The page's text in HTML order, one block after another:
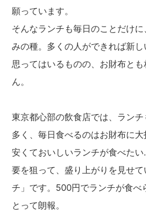
願っています。
そんなランチも毎日のことだけ
みの種。多くの人ができれば新
思ってはいるものの、お財布と
ん。
東京都心部の飲食店では、ラン
多く、毎日食べるのはお財布に大
安くておいしいランチが食べた
要を狙って、盛り上がりを見せ
チ」です。500円でランチが食べ
とって朗報。